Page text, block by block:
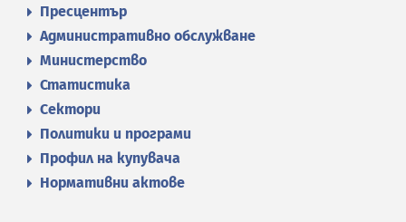
Пресцентър
Административно обслужване
Министерство
Статистика
Сектори
Политики и програми
Профил на купувача
Нормативни актове